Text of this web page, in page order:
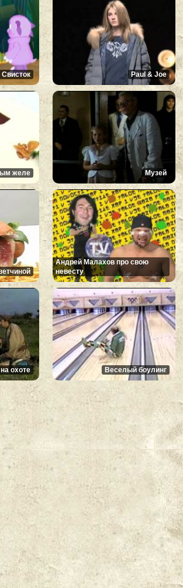
Свисток Paul & Joe
желе Музей
Андрей Малахов про свою
невесту
охоте Веселый боулинг